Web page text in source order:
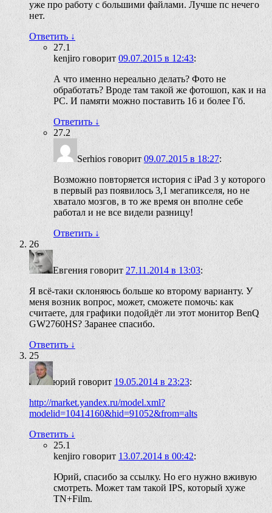
уже про работу с большими файлами. Лучше пс нечего
нет.
Ответить ↓
27.1
kenjiro говорит 09.07.2015 в 12:43:
А что именно нереально делать? Фото не
обработать? Вроде там такой же фотошоп, как и на
PC. И памяти можно поставить 16 и более Гб.
Ответить ↓
27.2
Serhios говорит 09.07.2015 в 18:27:
Возможно повторяется история с iPad 3 у которого
в первый раз появилось 3,1 мегапикселя, но не
хватало мозгов, в то же время он вполне себе
работал и не все видели разницу!
Ответить ↓
26
Евгения говорит 27.11.2014 в 13:03:
Я всё-таки склоняюсь больше ко второму варианту. У
меня возник вопрос, может, сможете помочь: как
считаете, для графики подойдёт ли этот монитор BenQ
GW2760HS? Заранее спасибо.
Ответить ↓
25
юрий говорит 19.05.2014 в 23:23:
http://market.yandex.ru/model.xml?
modelid=10414160&hid=91052&from=alts
Ответить ↓
25.1
kenjiro говорит 13.07.2014 в 00:42:
Юрий, спасибо за ссылку. Но его нужно вживую
смотреть. Может там такой IPS, который хуже
TN+Film.